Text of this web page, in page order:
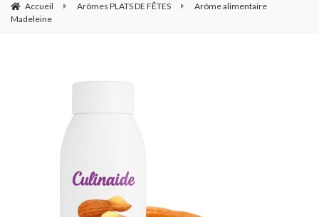
Accueil Arômes PLATS DE FÊTES
Arôme alimentaire
Madeleine